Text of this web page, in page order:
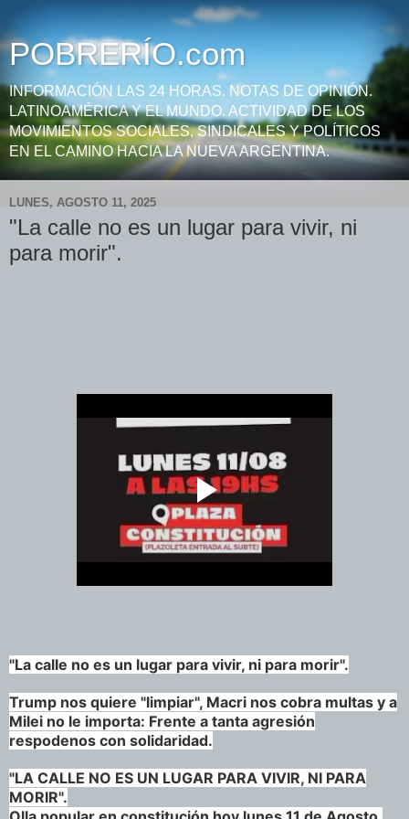
POBRERÍO.com
INFORMACIÓN LAS 24 HORAS. NOTAS DE OPINIÓN.
LATINOAMÉRICA Y EL MUNDO. ACTIVIDAD DE LOS
MOVIMIENTOS SOCIALES, SINDICALES Y POLÍTICOS
EN EL CAMINO HACIA LA NUEVA ARGENTINA.
LUNES, AGOSTO 11, 2025
"La calle no es un lugar para vivir, ni
para morir".
"La calle no es un lugar para vivir, ni para morir".
Trump nos quiere "limpiar", Macri nos cobra multas y a
Milei no le importa: Frente a tanta agresión
respodenos con solidaridad.
"LA CALLE NO ES UN LUGAR PARA VIVIR, NI PARA
MORIR".